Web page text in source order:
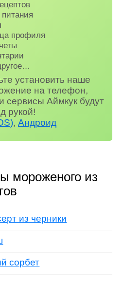
профиля
установить наше
на телефон,
сервисы Аймкук будут
рукой!
,Андроид
мороженого из
из черники
сорбет